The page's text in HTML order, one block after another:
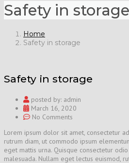
Safety in storage
Home
Safety in storage
Safety in storage
posted by: admin
March 16, 2020
No Comments
Lorem ipsum dolor sit amet, consectetur
rutrum diam, ut commodo ipsum
eget mattis urna. Quisque consectetur
malesuada. Nullam eget lectus euismod,